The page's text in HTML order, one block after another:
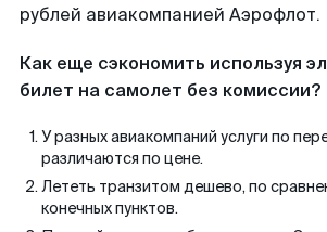
рублей авиакомпанией Аэрофлот.
Как еще сэкономить используя
билет на самолет без комиссии?
У разных авиакомпаний услуги по
различаются по цене.
Лететь транзитом дешево, по
конечных пунктов.